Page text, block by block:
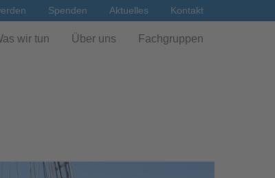
Spenden Aktuelles Kontakt
wir tun Über uns Fachgruppen